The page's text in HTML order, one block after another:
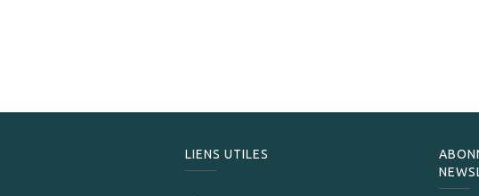
LIENS UTILES